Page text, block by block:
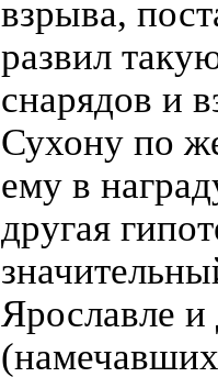
взрыва,
развил
снарядов и
Сухону по
ему в
другая
Ярославле и